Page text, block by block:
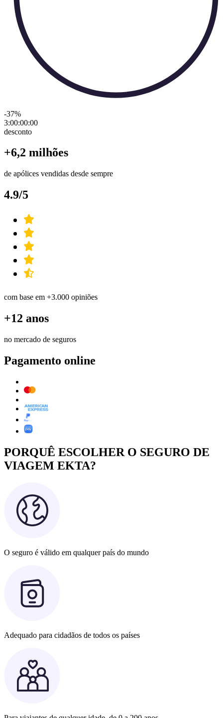
-37%
3:00:00:00
desconto
+6,2 milhões
de apólices vendidas desde sempre
4.9/5
com base em +3.000 opiniões
+12 anos
no mercado de seguros
Pagamento online
PORQUÊ ESCOLHER O SEGURO DE
VIAGEM EKTA?
O seguro é válido em qualquer país do mundo
Adequado para cidadãos de todos os países